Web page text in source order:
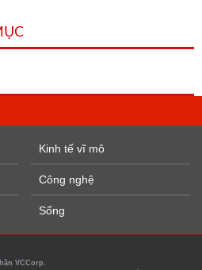
Kinh tế vĩ mô
Công nghệ
Sống
VCCorp.